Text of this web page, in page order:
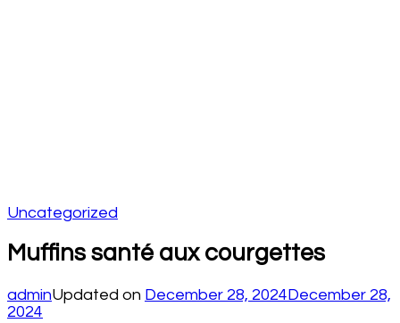
Uncategorized
Muffins santé aux courgettes
adminUpdated on December 28, 2024December 28,
2024